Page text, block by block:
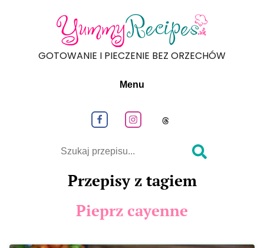
GOTOWANIE I PIECZENIE BEZ ORZECHÓW
Menu
Szukaj
Przepisy z tagiem
Pieprz cayenne